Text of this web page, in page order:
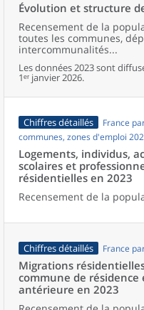
Évolution et structure
Recensement de la
toutes les communes,
intercommunalités...
Les données 2023 sont
1ᵉʳ janvier 2026.
Chiffres détaillés
France
communes, zones d'emploi
Logements, individus,
scolaires et
résidentielles en 2023
Recensement de la
Chiffres détaillés France
Migrations
commune de résidence
antérieure en 2023